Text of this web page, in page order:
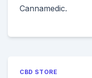
Cannamedic.
CBD STORE